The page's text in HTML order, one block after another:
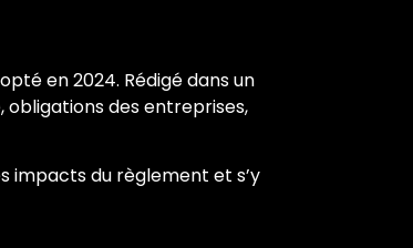
en 2024. Rédigé dans un
obligations des entreprises,
impacts du règlement et s’y